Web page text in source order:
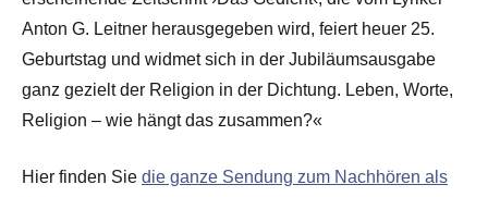
Anton G. Leitner herausgegeben wird, feiert heuer 25.
Geburtstag und widmet sich in der Jubiläumsausgabe
ganz gezielt der Religion in der Dichtung. Leben, Worte,
Religion – wie hängt das zusammen?«
Hier finden Sie die ganze Sendung zum Nachhören als